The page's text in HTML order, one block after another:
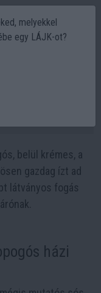
belül krémes, a
gazdag ízt ad
látványos fogás
házi
melyekkel
egy LÁJK-ot?